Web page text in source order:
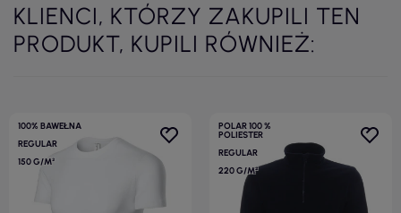
KLIENCI, KTÓRZY ZAKUPILI TEN
PRODUKT, KUPILI RÓWNIEŻ:
100% BAWEŁNA
REGULAR
150 G/M²
POLAR 100 %
POLIESTER
REGULAR
220 G/M²